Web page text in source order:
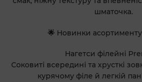
шматочка.
🌟 Новинки
Нагетси філейні
Соковиті всередині та хрусткі
курячому філе й легкій